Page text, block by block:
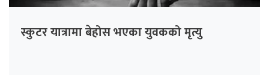
स्कुटर यात्रामा बेहोस भएका युवकको मृत्यु